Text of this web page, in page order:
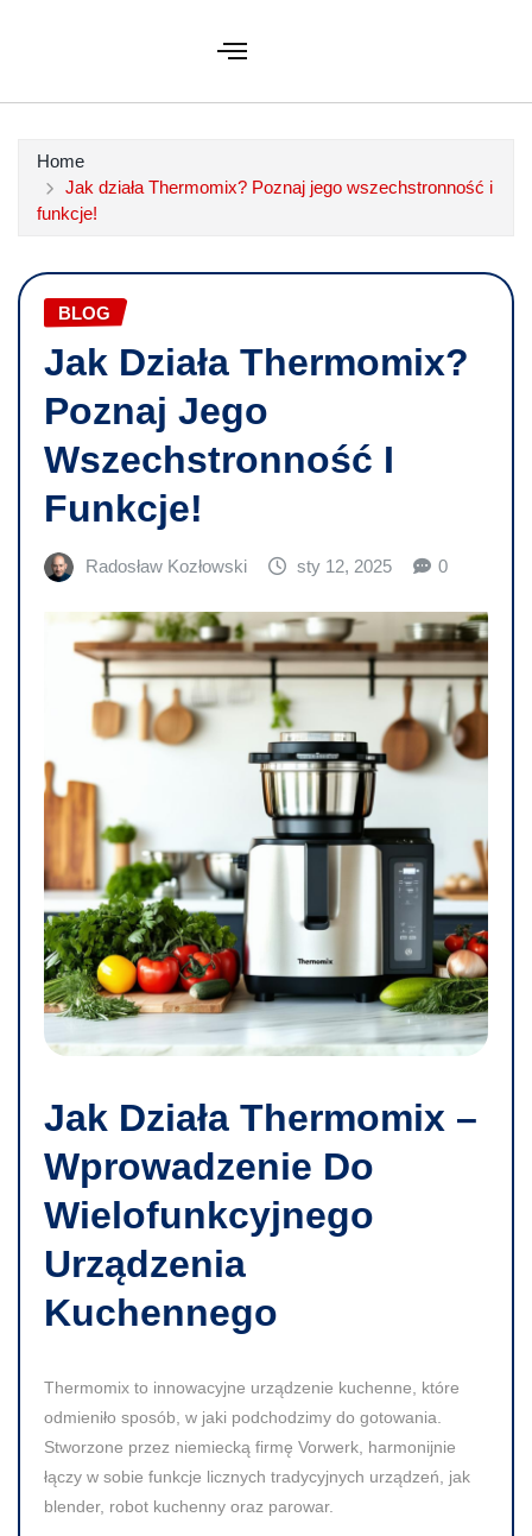
Home
Jak działa Thermomix? Poznaj jego wszechstronność i
funkcje!
BLOG
Jak Działa Thermomix?
Poznaj Jego
Wszechstronność I
Funkcje!
Radosław Kozłowski sty 12, 2025 0
Jak Działa Thermomix –
Wprowadzenie Do
Wielofunkcyjnego
Urządzenia
Kuchennego
Thermomix to innowacyjne urządzenie kuchenne, które
odmieniło sposób, w jaki podchodzimy do gotowania.
Stworzone przez niemiecką firmę Vorwerk, harmonijnie
łączy w sobie funkcje licznych tradycyjnych urządzeń, jak
blender, robot kuchenny oraz parowar.